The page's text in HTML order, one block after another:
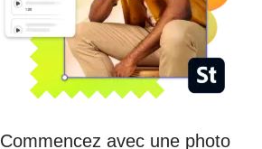
Commencez avec une photo